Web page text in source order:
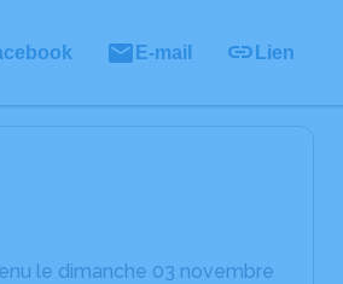
E-mail Lien
le dimanche 03 novembre